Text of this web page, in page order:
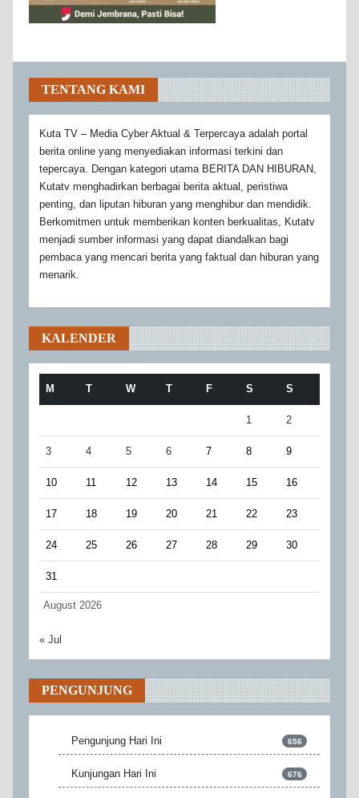
TENTANG KAMI
Kuta TV – Media Cyber Aktual & Terpercaya adalah portal
berita online yang menyediakan informasi terkini dan
tepercaya. Dengan kategori utama BERITA DAN HIBURAN,
Kutatv menghadirkan berbagai berita aktual, peristiwa
penting, dan liputan hiburan yang menghibur dan mendidik.
Berkomitmen untuk memberikan konten berkualitas, Kutatv
menjadi sumber informasi yang dapat diandalkan bagi
pembaca yang mencari berita yang faktual dan hiburan yang
menarik.
KALENDER
August 2026
M T W T F S S
1 2
3 4 5 6 7 8 9
10 11 12 13 14 15 16
17 18 19 20 21 22 23
24 25 26 27 28 29 30
31
« Jul
PENGUNJUNG
Pengunjung Hari Ini 656
Kunjungan Hari Ini 676